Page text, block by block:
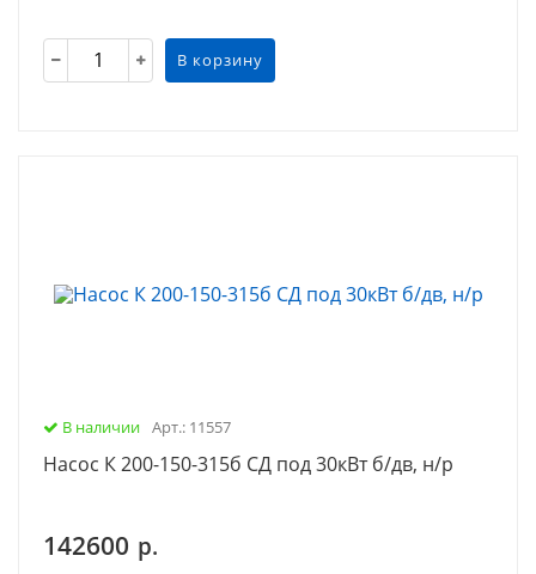
В корзину
В наличии Арт.: 11557
Насос К 200-150-315б СД под 30кВт б/дв, н/р
142600 р.